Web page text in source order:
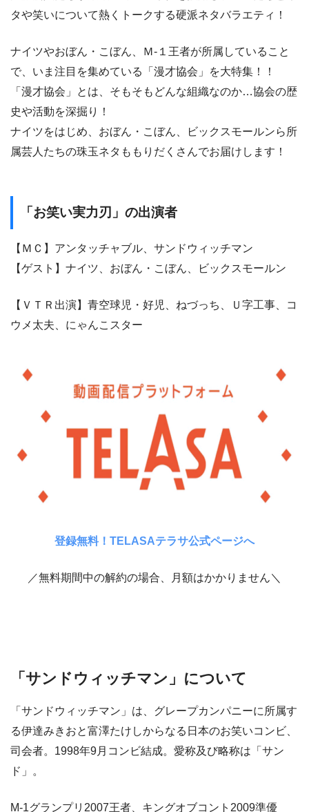
タや笑いについて熱くトークする硬派ネタバラエティ！
ナイツやおぼん・こぼん、Ｍ-１王者が所属していること
で、いま注目を集めている「漫才協会」を大特集！！
「漫才協会」とは、そもそもどんな組織なのか…協会の歴
史や活動を深掘り！
ナイツをはじめ、おぼん・こぼん、ビックスモールンら所
属芸人たちの珠玉ネタももりだくさんでお届けします！
「お笑い実力刃」の出演者
【ＭＣ】アンタッチャブル、サンドウィッチマン
【ゲスト】ナイツ、おぼん・こぼん、ビックスモールン
【ＶＴＲ出演】青空球児・好児、ねづっち、Ｕ字工事、コ
ウメ太夫、にゃんこスター
登録無料！TELASAテラサ公式ページへ
／無料期間中の解約の場合、月額はかかりません＼
「サンドウィッチマン」について
「サンドウィッチマン」は、グレープカンパニーに所属す
る伊達みきおと富澤たけしからなる日本のお笑いコンビ、
司会者。1998年9月コンビ結成。愛称及び略称は「サン
ド」。
M-1グランプリ2007王者、キングオブコント2009準優